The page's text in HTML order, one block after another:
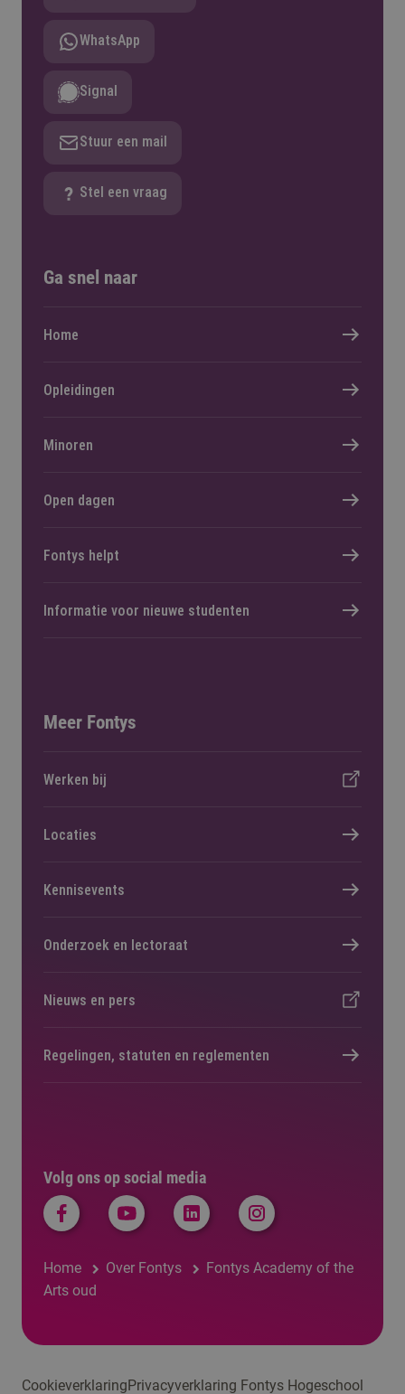
WhatsApp
Signal
Stuur een mail
Stel een vraag
Volg ons op social media
Home Over Fontys
Fontys Academy of the
Arts oud
Ga snel naar
Home
Opleidingen
Minoren
Open dagen
Fontys helpt
Informatie voor nieuwe studenten
Meer Fontys
Werken bij
Locaties
Kennisevents
Onderzoek en lectoraat
Nieuws en pers
Regelingen, statuten en reglementen
Cookieverklaring Privacyverklaring Fontys Hogeschool